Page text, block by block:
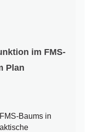
im FMS-
Plan
Baums in